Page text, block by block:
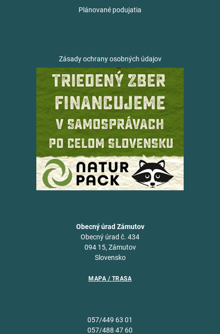
Plánované podujatia
Zásady ochrany osobných údajov
Obecný úrad Zámutov
Obecný úrad č. 434
094 15, Zámutov
Slovensko
MAPA / TRASA
057/449 63 01
057/488 47 60